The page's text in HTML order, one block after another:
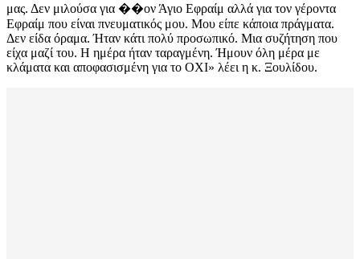
μας. Δεν μιλούσα για ��ον Άγιο Εφραίμ αλλά για τον γέροντα
Εφραίμ που είναι πνευματικός μου. Μου είπε κάποια πράγματα.
Δεν είδα όραμα. Ήταν κάτι πολύ προσωπικό. Μια συζήτηση που
είχα μαζί του. Η ημέρα ήταν ταραγμένη. Ήμουν όλη μέρα με
κλάματα και αποφασισμένη για το ΟΧΙ» λέει η κ. Ξουλίδου.